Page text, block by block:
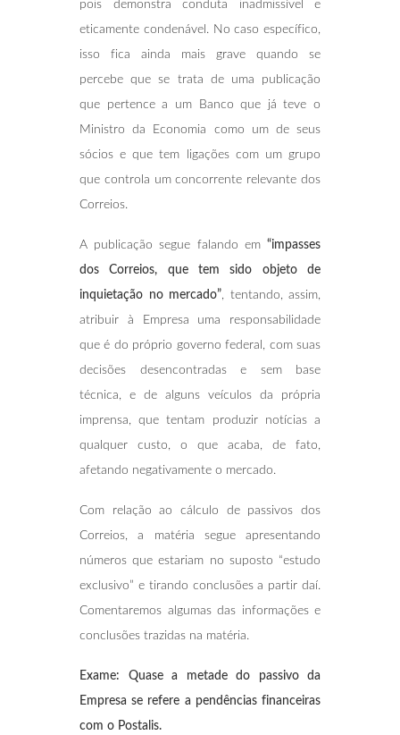
pois demonstra conduta inadmissível e
eticamente condenável. No caso específico,
isso fica ainda mais grave quando se
percebe que se trata de uma publicação
que pertence a um Banco que já teve o
Ministro da Economia como um de seus
sócios e que tem ligações com um grupo
que controla um concorrente relevante dos
Correios.
A publicação segue falando em “impasses
dos Correios, que tem sido objeto de
inquietação no mercado”, tentando, assim,
atribuir à Empresa uma responsabilidade
que é do próprio governo federal, com suas
decisões desencontradas e sem base
técnica, e de alguns veículos da própria
imprensa, que tentam produzir notícias a
qualquer custo, o que acaba, de fato,
afetando negativamente o mercado.
Com relação ao cálculo de passivos dos
Correios, a matéria segue apresentando
números que estariam no suposto “estudo
exclusivo” e tirando conclusões a partir daí.
Comentaremos algumas das informações e
conclusões trazidas na matéria.
Exame: Quase a metade do passivo da
Empresa se refere a pendências financeiras
com o Postalis.